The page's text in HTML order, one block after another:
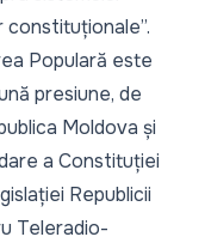
constituționale”.
Populară este
presiune, de
Moldova și
a Constituției
Republicii
Teleradio-